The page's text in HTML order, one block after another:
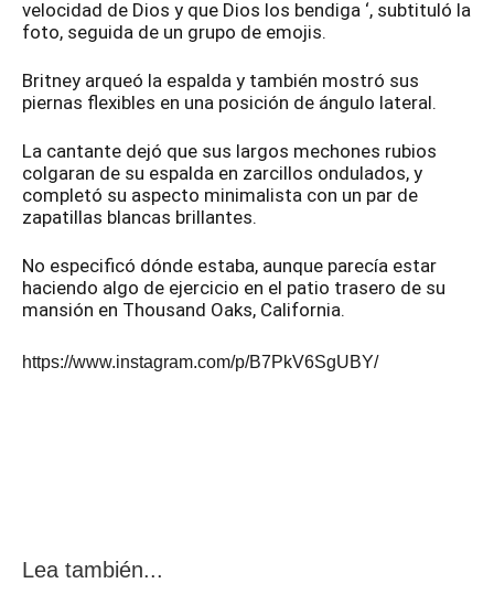
velocidad de Dios y que Dios los bendiga ‘, subtituló la
foto, seguida de un grupo de emojis.
Britney arqueó la espalda y también mostró sus
piernas flexibles en una posición de ángulo lateral.
La cantante dejó que sus largos mechones rubios
colgaran de su espalda en zarcillos ondulados, y
completó su aspecto minimalista con un par de
zapatillas blancas brillantes.
No especificó dónde estaba, aunque parecía estar
haciendo algo de ejercicio en el patio trasero de su
mansión en Thousand Oaks, California.
https://www.instagram.com/p/B7PkV6SgUBY/
Lea también...